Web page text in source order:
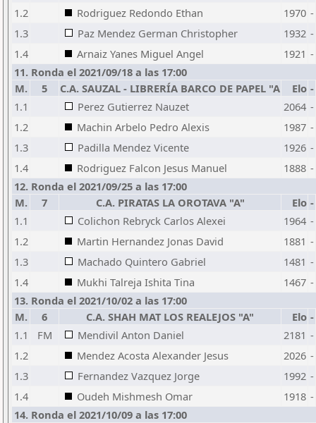
1.2
Rodriguez Redondo Ethan 1970 -
1.3
Paz Mendez German Christopher 1932 -
1.4
Arnaiz Yanes Miguel Angel 1921 -
11. Ronda el 2021/09/18 a las 17:00
M.
5 C.A. SAUZAL - LIBRERÍA BARCO DE PAPEL "A Elo -
1.1
Perez Gutierrez Nauzet 2064 -
1.2
Machin Arbelo Pedro Alexis 1987 -
1.3
Padilla Mendez Vicente 1926 -
1.4
Rodriguez Falcon Jesus Manuel 1888 -
12. Ronda el 2021/09/25 a las 17:00
M.
7 C.A. PIRATAS LA OROTAVA "A" Elo -
1.1
Colichon Rebryck Carlos Alexei 1964 -
1.2
Martin Hernandez Jonas David 1881 -
1.3
Machado Quintero Gabriel 1481 -
1.4
Mukhi Talreja Ishita Tina 1467 -
13. Ronda el 2021/10/02 a las 17:00
M.
6 C.A. SHAH MAT LOS REALEJOS "A" Elo -
1.1
FM Mendivil Anton Daniel 2181 -
1.2
Mendez Acosta Alexander Jesus 2026 -
1.3
Fernandez Vazquez Jorge 1992 -
1.4
Oudeh Mishmesh Omar 1918 -
14. Ronda el 2021/10/09 a las 17:00